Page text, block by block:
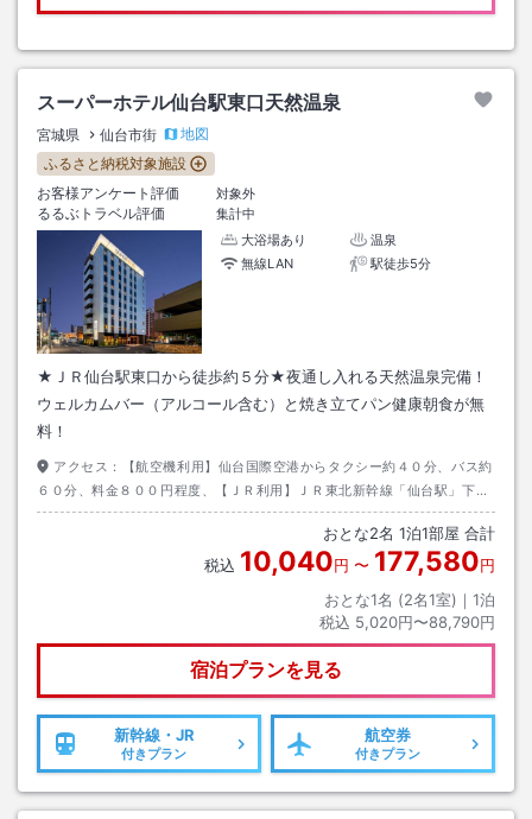
スーパーホテル仙台駅東口天然温泉
宮城県 仙台市街
地図
ふるさと納税対象施設
お客様アンケート評価
対象外
るるぶトラベル評価
集計中
大浴場あり
温泉
無線LAN
駅徒歩5分
★ＪＲ仙台駅東口から徒歩約５分★夜通し入れる天然温泉完備！
ウェルカムバー（アルコール含む）と焼き立てパン健康朝食が無
料！
アクセス：
【航空機利用】仙台国際空港からタクシー約４０分、バス約
６０分、料金８００円程度、【ＪＲ利用】ＪＲ東北新幹線「仙台駅」下
車、徒歩約５分、【私鉄利用】仙台空港アクセス線「仙台駅」下車、徒歩
おとな2名 1泊1部屋 合計
税込 10,040円 〜 177,580円
おとな1名 (2名1室)｜ 1泊
税込 5,020円〜88,790円
宿泊プランを見る
新幹線・JR
付きプラン
航空券
付きプラン